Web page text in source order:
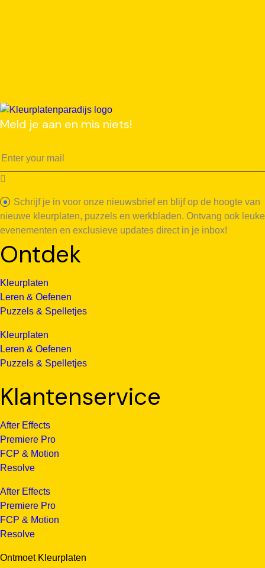
Meld je aan en mis niets!
Schrijf je in voor onze nieuwsbrief en blijf op de hoogte van
nieuwe kleurplaten, puzzels en werkbladen. Ontvang ook leuke
evenementen en exclusieve updates direct in je inbox!
Ontdek
Kleurplaten
Leren & Oefenen
Puzzels & Spelletjes
Kleurplaten
Leren & Oefenen
Puzzels & Spelletjes
Klantenservice
After Effects
Premiere Pro
FCP & Motion
Resolve
After Effects
Premiere Pro
FCP & Motion
Resolve
Ontmoet Kleurplaten